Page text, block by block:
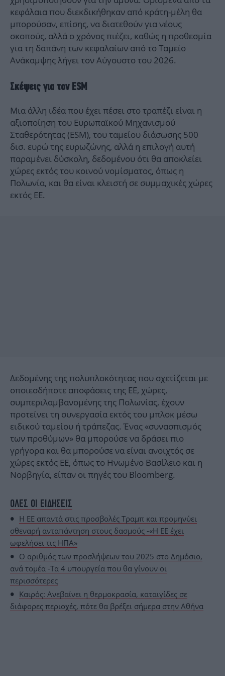
κεφάλαια που διεκδικήθηκαν από κράτη-μέλη θα
μπορούσαν, επίσης, να διατεθούν για νέους
σκοπούς, αλλά ο χρόνος πιέζει, καθώς η προθεσμία
για τη δαπάνη των κεφαλαίων από το Ταμείο
Ανάκαμψης λήγει τον Αύγουστο του 2026.
Σκέψεις για τον ESM
Μια άλλη ιδέα που έχει πέσει στο τραπέζι είναι η
αξιοποίηση του Ευρωπαϊκού Μηχανισμού
Σταθερότητας (ESM), του ταμείου διάσωσης 500
δισ. ευρώ της ευρωζώνης, αλλά η επιλογή αυτή
παραμένει δύσκολη, δεδομένου ότι θα αποκλείει
χώρες εκτός του κοινού νομίσματος, όπως η
Πολωνία, και θα είναι κλειστή σε συμμαχικές χώρες
εκτός ΕΕ.
Δεδομένης της πολυπλοκότητας που σχετίζεται με
οποιεσδήποτε αποφάσεις της ΕΕ, χώρες,
συμπεριλαμβανομένης της Πολωνίας, έχουν
προτείνει τη συνεργασία εκτός του μπλοκ μέσω
ειδικού ταμείου ή τράπεζας. Ένας «συνασπισμός
των προθύμων» θα μπορούσε να δράσει πιο
γρήγορα και θα μπορούσε να είναι ανοιχτός σε
χώρες εκτός ΕΕ, όπως το Ηνωμένο Βασίλειο και η
Νορβηγία, είπαν οι πηγές του Bloomberg.
ΟΛΕΣ ΟΙ ΕΙΔΗΣΕΙΣ
Η ΕΕ απαντά στις προσβολές Τραμπ και προμηνύει
σθεναρή ανταπάντηση στους δασμούς -«Η ΕΕ έχει
ωφελήσει τις ΗΠΑ»
Ο αριθμός των προσλήψεων του 2025 στο Δημόσιο,
ανά τομέα -Τα 4 υπουργεία που θα γίνουν οι
περισσότερες
Καιρός: Ανεβαίνει η θερμοκρασία, καταιγίδες σε
διάφορες περιοχές, πότε θα βρέξει σήμερα στην Αθήνα